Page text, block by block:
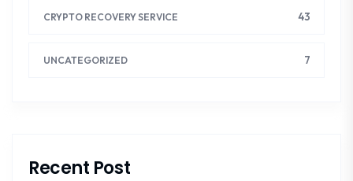
CRYPTO RECOVERY SERVICE 43
UNCATEGORIZED 7
Recent Post